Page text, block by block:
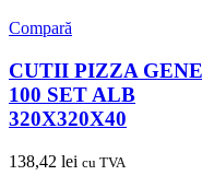
Compară
CUTII PIZZA
100 SET ALB
320X320X40
138,42 lei cu TVA